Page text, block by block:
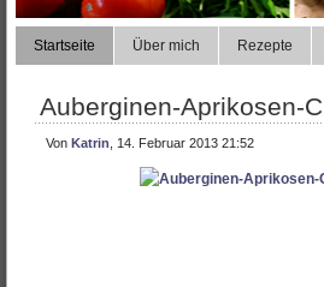
Startseite Über mich Rezepte
Auberginen-Aprikosen-
Von Katrin , 14. Februar 2013 21:52